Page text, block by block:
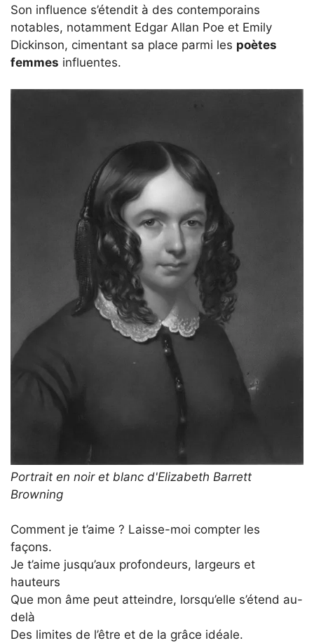
Son influence s’étendit à des contemporains
notables, notamment Edgar Allan Poe et Emily
Dickinson, cimentant sa place parmi les poètes
femmes influentes.
Portrait en noir et blanc d'Elizabeth Barrett
Browning
Comment je t’aime ? Laisse-moi compter les
façons.
Je t’aime jusqu’aux profondeurs, largeurs et
hauteurs
Que mon âme peut atteindre, lorsqu’elle s’étend au-
delà
Des limites de l’être et de la grâce idéale.